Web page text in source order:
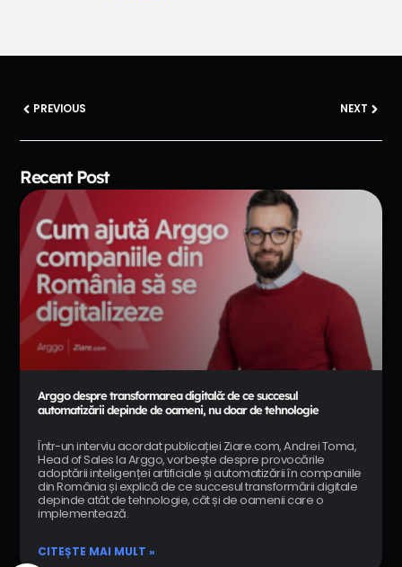
PREVIOUS NEXT
Recent Post
Arggo despre transformarea digitală: de ce succesul
automatizării depinde de oameni, nu doar de tehnologie
Într-un interviu acordat publicației Ziare.com, Andrei Toma,
Head of Sales la Arggo, vorbește despre provocările
adoptării inteligenței artificiale și automatizării în companiile
din România și explică de ce succesul transformării digitale
depinde atât de tehnologie, cât și de oamenii care o
implementează.
CITEȘTE MAI MULT »